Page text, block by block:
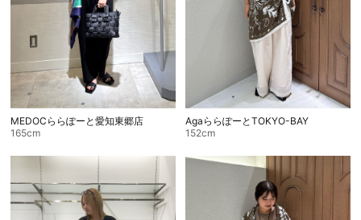
お問い合わせ
MEDOCららぽーと愛知東郷店
165cm
AgaららぽーとTOKYO-BAY
152cm